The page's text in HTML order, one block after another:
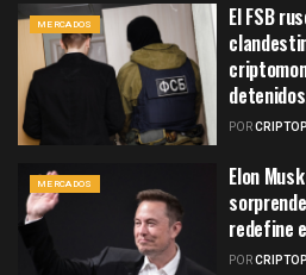
MERCADOS
El FSB
POR
MERCADOS
Elon
redefine
POR